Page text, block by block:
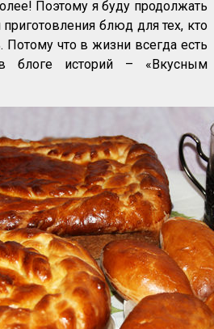
Поэтому я буду продолжать
блюд для тех, кто
Потому что в жизни всегда есть
блоге историй – «Вкусным